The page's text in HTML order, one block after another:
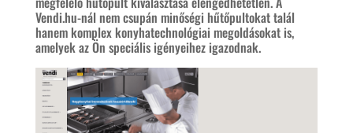
Vendi.hu-nál nem csupán minőségi hűtőpultokat talál
hanem komplex konyhatechnológiai megoldásokat is,
amelyek az Ön speciális igényeihez igazodnak.